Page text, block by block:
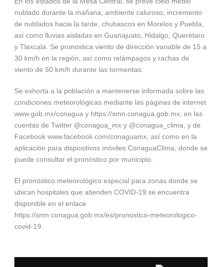
nublado durante la mañana, ambiente caluroso, incremento
de nublados hacia la tarde, chubascos en Morelos y Puebla,
así como lluvias aisladas en Guanajuato, Hidalgo, Querétaro
y Tlaxcala. Se pronostica viento de dirección variable de 15 a
30 km/h en la región, así como relámpagos y rachas de
viento de 50 km/h durante las tormentas.
Se exhorta a la población a mantenerse informada sobre las
condiciones meteorológicas mediante las páginas de internet
www.gob.mx/conagua y https://smn.conagua.gob.mx, en las
cuentas de Twitter @conagua_mx y @conagua_clima, y de
Facebook www.facebook.com/conaguamx, así como en la
aplicación para dispositivos móviles ConaguaClima, donde se
puede consultar el pronóstico por municipio.
El pronóstico meteorológico especial para zonas donde se
ubican hospitales que atienden COVID-19 se encuentra
disponible en el enlace
https://smn.conagua.gob.mx/es/pronostico-meteorologico-
covid-19.